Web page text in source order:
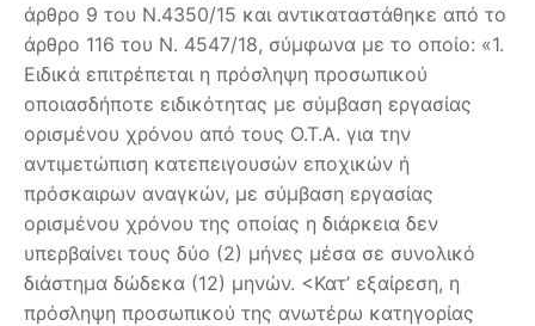
άρθρο 9 του Ν.4350/15 και αντικαταστάθηκε από το
άρθρο 116 του Ν. 4547/18, σύμφωνα με το οποίο: «1.
Ειδικά επιτρέπεται η πρόσληψη προσωπικού
οποιασδήποτε ειδικότητας με σύμβαση εργασίας
ορισμένου χρόνου από τους Ο.Τ.Α. για την
αντιμετώπιση κατεπειγουσών εποχικών ή
πρόσκαιρων αναγκών, με σύμβαση εργασίας
ορισμένου χρόνου της οποίας η διάρκεια δεν
υπερβαίνει τους δύο (2) μήνες μέσα σε συνολικό
διάστημα δώδεκα (12) μηνών. <Κατ’ εξαίρεση, η
πρόσληψη προσωπικού της ανωτέρω κατηγορίας